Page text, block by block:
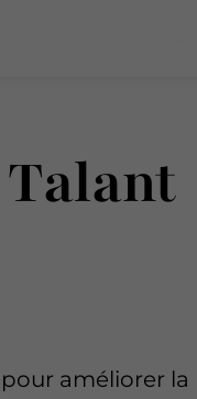
améliorer la